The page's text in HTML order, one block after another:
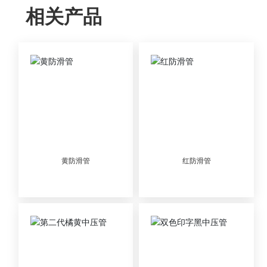
相关产品
黄防滑管 红防滑管